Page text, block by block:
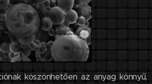
köszönhetően az anyag könnyű,